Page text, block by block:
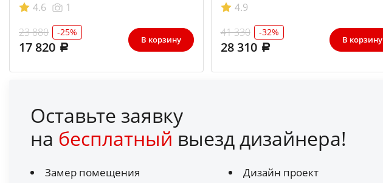
4.6
1
23 880
-25%
17 820 В корзину
4.9
41 330
-32%
28 310 В корзину
Оставьте заявку
на бесплатный выезд дизайнера!
Замер помещения
Дизайн проект